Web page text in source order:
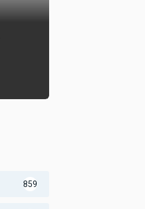
859